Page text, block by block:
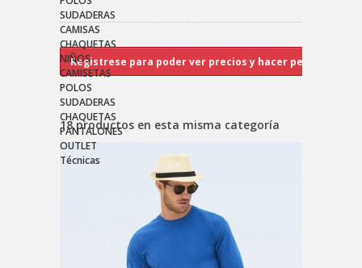
SUDADERAS
CAMISAS
CHAQUETAS
NIÑOS
CAMISETAS
POLOS
SUDADERAS
CHAQUETAS
PANTALONES
OUTLET
Técnicas
18 productos en esta misma categoría